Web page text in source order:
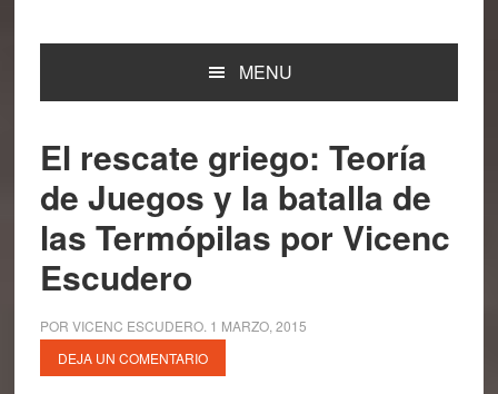
MENU
El rescate griego: Teoría
de Juegos y la batalla de
las Termópilas por Vicenc
Escudero
POR VICENC ESCUDERO. 1 MARZO, 2015
DEJA UN COMENTARIO